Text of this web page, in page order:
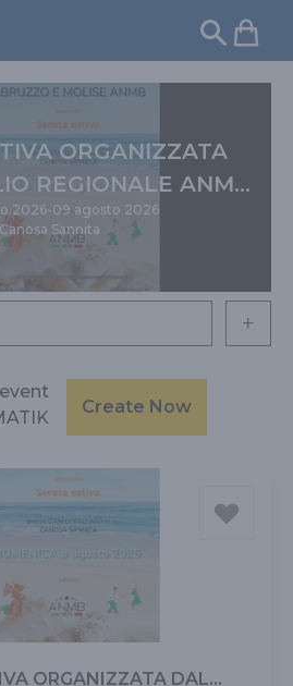
ORGANIZZATA
REGIONALE ANMB
E MOLISE
2026-09 agosto 2026
Canosa Sannita
Create Now
ORGANIZZATA DAL